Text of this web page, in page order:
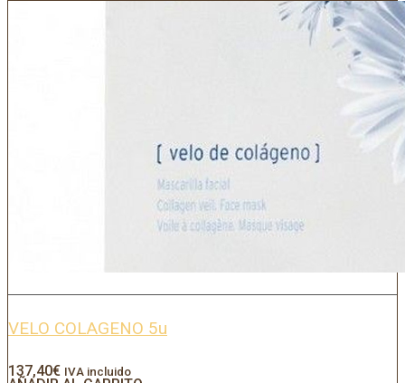
VELO COLAGENO 5u
137,40€ IVA incluido